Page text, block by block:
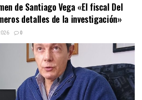
de Santiago Vega «El fiscal Del
detalles de la investigación»
0